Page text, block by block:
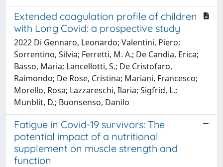
Extended coagulation profile of children
with Long Covid: a prospective study
2022 Di Gennaro, Leonardo; Valentini, Piero;
Sorrentino, Silvia; Ferretti, M. A.; De Candia, Erica;
Basso, Maria; Lancellotti, S.; De Cristofaro,
Raimondo; De Rose, Cristina; Mariani, Francesco;
Morello, Rosa; Lazzareschi, Ilaria; Sigfrid, L.;
Munblit, D.; Buonsenso, Danilo
Fatigue in Covid-19 survivors: The
potential impact of a nutritional
supplement on muscle strength and
function